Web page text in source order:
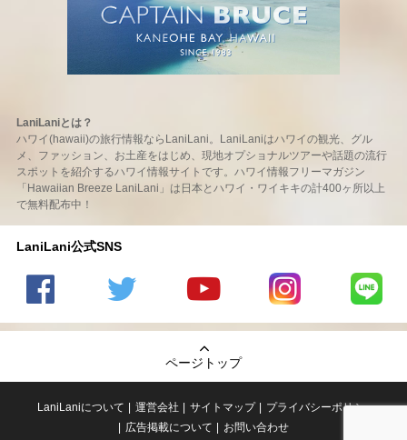
LaniLaniとは？
ハワイ(hawaii)の旅行情報ならLaniLani。LaniLaniはハワイの観光、グル
メ、ファッション、お土産をはじめ、現地オプショナルツアーや話題の流行
スポットを紹介するハワイ情報サイトです。ハワイ情報フリーマガジン
「Hawaiian Breeze LaniLani」は日本とハワイ・ワイキキの計400ヶ所以上
で無料配布中！
LaniLani公式SNS
の
のtwitter
の
Youtube
チャンネ
ページトップ
LaniLaniについて 運営会社 サイトマップ
プライバシーポリシー
広告掲載について
お問い合わせ